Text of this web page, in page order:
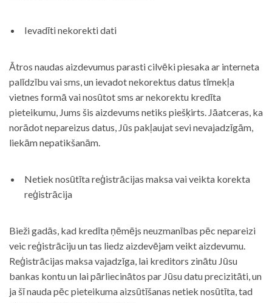
Ievadīti nekorekti dati
Ātros naudas aizdevumus parasti cilvēki piesaka ar interneta
palīdzību vai sms, un ievadot nekorektus datus tīmekļa
vietnes formā vai nosūtot sms ar nekorektu kredīta
pieteikumu, Jums šis aizdevums netiks piešķirts. Jāatceras, ka
norādot nepareizus datus, Jūs pakļaujat sevi nevajadzīgām,
liekām nepatikšanām.
Netiek nosūtīta reģistrācijas maksa vai veikta korekta
reģistrācija
Bieži gadās, kad kredīta ņēmējs neuzmanības pēc nepareizi
veic reģistrāciju un tas liedz aizdevējam veikt aizdevumu.
Reģistrācijas maksa vajadzīga, lai kreditors zinātu Jūsu
bankas kontu un lai pārliecinātos par Jūsu datu precizitāti, un
ja šī nauda pēc pieteikuma aizsūtīšanas netiek nosūtīta, tad